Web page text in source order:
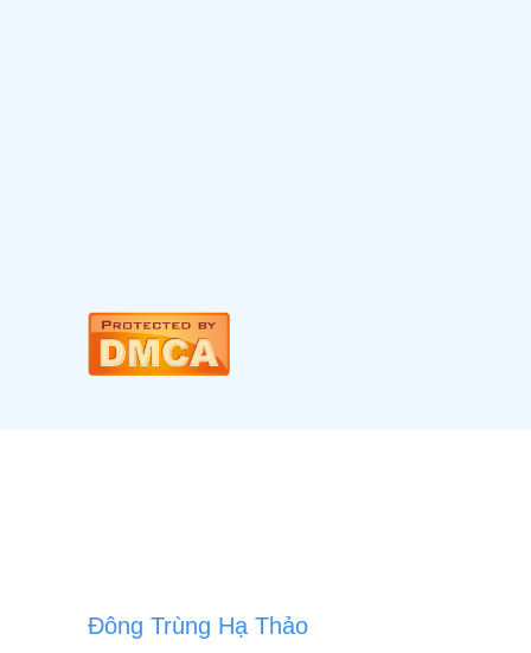
Đông Trùng Hạ Thảo